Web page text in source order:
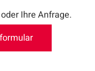
Ihre Anfrage.